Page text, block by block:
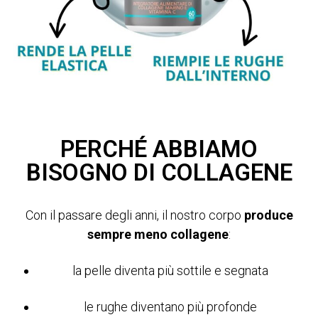
PERCHÉ ABBIAMO
BISOGNO DI COLLAGENE
Con il passare degli anni, il nostro corpo produce
sempre meno collagene:
la pelle diventa più sottile e segnata
le rughe diventano più profonde